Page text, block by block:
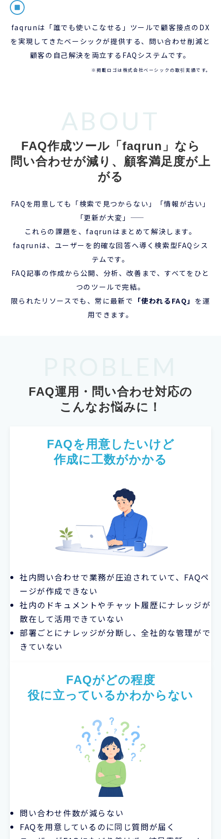
faqrunは「誰でも使いこなせる」ツールで顧客接点のDX
を実現してきたベーシックが提供する、問い合わせ削減と
顧客の自己解決を両立するFAQシステムです。
※掲載ロゴは株式会社ベーシックの取引実績です。
ABOUT
FAQ作成ツール「faqrun」なら
問い合わせが減り、顧客満足度が上
がる
FAQを用意しても「検索で見つからない」「情報が古い」
「更新が大変」——
これらの課題を、faqrunはまとめて解決します。
faqrunは、ユーザーを的確な回答へ導く検索型FAQシス
テムです。
FAQ記事の作成から公開、分析、改善まで、すべてをひと
つのツールで完結。
限られたリソースでも、常に最新で 「使われるFAQ」 を運
用できます。
FAQ運用・問い合わせ対応の
こんなお悩みに！
FAQを用意したいけど
作成に工数がかかる
社内問い合わせで業務が圧迫されていて、FAQペ
ージが作成できない
社内のドキュメントやチャット履歴にナレッジが
散在して活用できていない
部署ごとにナレッジが分断し、全社的な管理がで
きていない
FAQがどの程度
役に立っているかわからない
問い合わせ件数が減らない
FAQを用意しているのに同じ質問が届く